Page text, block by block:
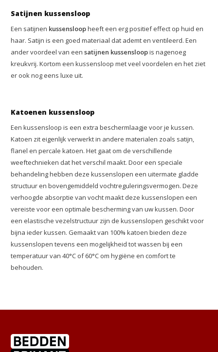
Satijnen kussensloop
Een satijnen kussensloopheeft een erg positief effect op huid en
haar. Satijn is een goed materiaal dat ademt en ventileerd. Een
ander voordeel van eensatijnen kussensloopis nagenoeg
kreukvrij. Kortom een kussensloop met veel voordelen en het ziet
er ook nog eens luxe uit.
Katoenen kussensloop
Een kussensloop is een extra beschermlaagje voor je kussen.
Katoen zit eigenlijk verwerkt in andere materialen zoals satijn,
flanel en percale katoen. Het gaat om de verschillende
weeftechnieken dat het verschil maakt. Door een speciale
behandeling hebben deze kussenslopen een uitermate gladde
structuur en bovengemiddeld vochtreguleringsvermogen. Deze
verhoogde absorptie van vocht maakt deze kussenslopen een
vereiste voor een optimale bescherming van uw kussen. Door
een elastische vezelstructuur zijn de kussenslopen geschikt voor
bijna ieder kussen. Gemaakt van 100% katoen bieden deze
kussenslopen tevens een mogelijkheid tot wassen bij een
temperatuur van 40°C of 60°C om hygiëne en comfort te
behouden.